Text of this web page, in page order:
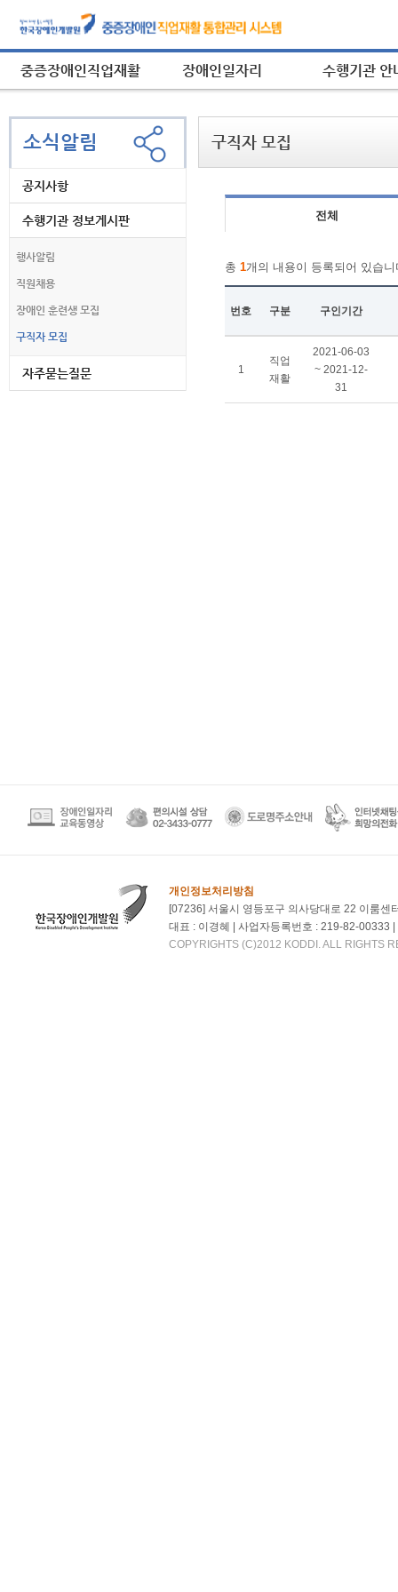
중증장애인직업재활 장애인일자리 수행기관 안
소식알림
공지사항
수행기관 정보게시판
행사알림
직원채용
장애인 훈련생 모집
구직자 모집
자주묻는질문
구직자 모집
전체
총 1개의 내용이 등록되어 있습니
번호 구분 구인기간
1
직업
재활
2021-06-03
~ 2021-12-
31
개인정보처리방침
[07236] 서울시 영등포구 의사당대로 22 이룸센
대표 : 이경혜 | 사업자등록번호 : 219-82-
COPYRIGHTS (C)2012 KODDI. ALL RIGHTS